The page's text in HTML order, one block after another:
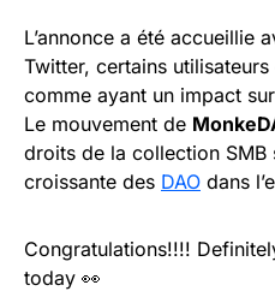
L’annonce a été accueillie
Twitter, certains
comme ayant un impact
Le mouvement de
droits de la collection SMB
croissante des DAO dans
Congratulations!!!!
today 👀